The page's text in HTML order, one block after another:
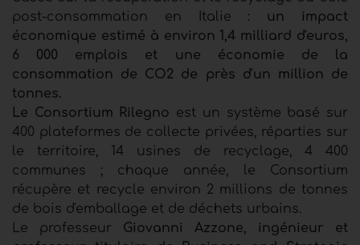
post-consommation en Italie : un impact
économique estimé à environ 1,4 milliard d'euros,
6 000 emplois et une économie de la
consommation de CO2 de près d'un million de
tonnes.
Le Consortium Rilegno est un système basé sur
400 plateformes de collecte privées, réparties sur
le territoire, 14 usines de recyclage, 4 400
communes ; chaque année, le Consortium
récupère et recycle environ 2 millions de tonnes
de bois d'emballage et de déchets urbains.
Le professeur Giovanni Azzone, ingénieur et